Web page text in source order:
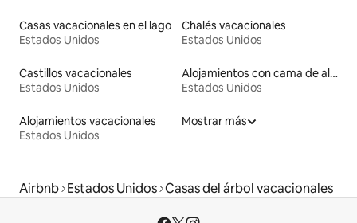
Casas vacacionales en el lago
Estados Unidos
Chalés vacacionales
Estados Unidos
Castillos vacacionales
Estados Unidos
Alojamientos con cama de altura accesible
Estados Unidos
Alojamientos vacacionales
Estados Unidos
Mostrar más
Airbnb Estados Unidos Casas del árbol vacacionales